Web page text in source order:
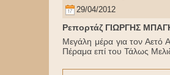
29/04/2012
Ρεπορτάζ ΓΙΩΡΓΗΣ
Μεγάλη μέρα για τον Αετό
Πέραμα επί του Τάλως